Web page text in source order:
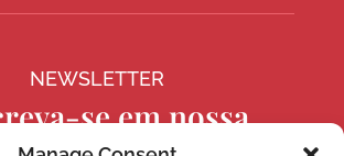
NEWSLETTER
se em nossa